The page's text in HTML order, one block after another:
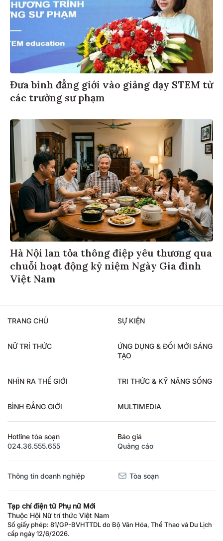
Đưa bình đẳng giới vào giảng dạy STEM từ
các trường sư phạm
Hà Nội lan tỏa thông điệp yêu thương qua
chuỗi hoạt động kỷ niệm Ngày Gia đình
Việt Nam
TRANG CHỦ SỰ KIỆN
NỮ TRÍ THỨC
ỨNG DỤNG & ĐỔI MỚI SÁNG
TẠO
NHÌN RA THẾ GIỚI TRI THỨC & KỸ NĂNG SỐNG
BÌNH ĐẲNG GIỚI MULTIMEDIA
Hotline tòa soạn
024.36.555.655
Báo giá
Quảng cáo
Thông tin doanh nghiệp Tòa soạn
Tạp chí điện tử Phụ nữ Mới
Thuộc Hội Nữ trí thức Việt Nam
Số giấy phép: 81/GP-BVHTTDL do Bộ Văn Hóa, Thể Thao và Du Lịch
cấp ngày 12/6/2026.